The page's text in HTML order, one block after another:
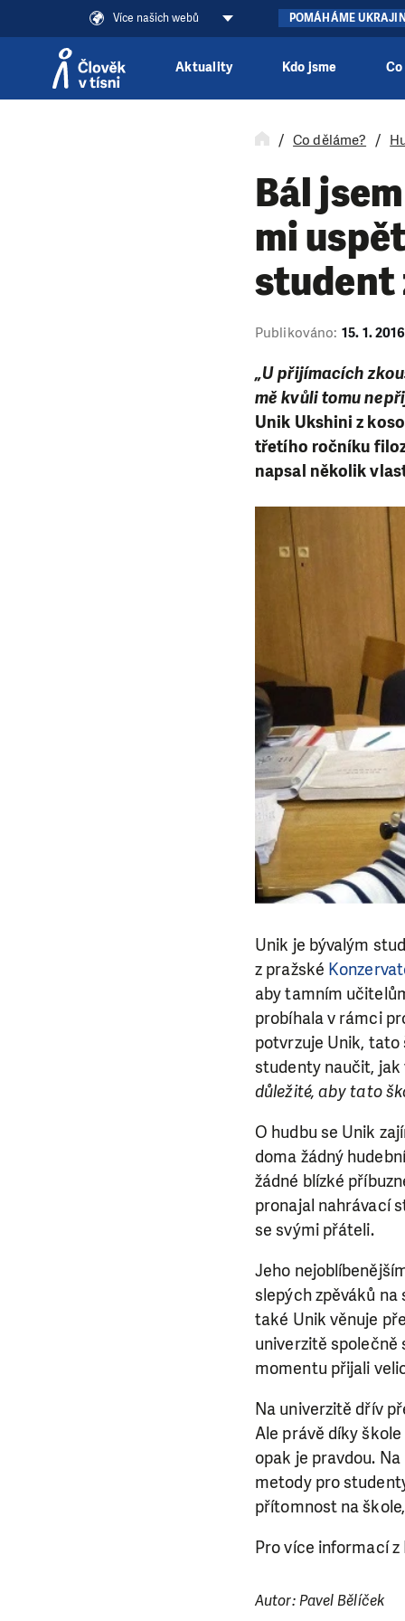
Více našich webů POMÁHÁME
Aktuality Kdo jsme
Co děláme?
Bál
mi
student
Publikováno: 15. 1. 2016
„U přijímacích
mě kvůli tomu
Unik Ukshini z
třetího ročníku
napsal několik
Unik je bývalým
z pražské
aby tamním
probíhala v rámci
potvrzuje Unik, tato
studenty naučit, jak
důležité, aby tato
O hudbu se Unik
doma žádný
žádné blízké
pronajal nahrávací
se svými přáteli.
Jeho
slepých zpěváků na
také Unik věnuje
univerzitě společně
momentu přijali
Na univerzitě dřív
Ale právě díky
opak je pravdou.
metody pro
přítomnost na
Pro více informací
Autor: Pavel Bělíček
LÍBÍ
Abychom